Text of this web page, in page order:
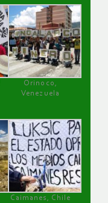
Orinoco,
Venezuela
Caimanes, Chile